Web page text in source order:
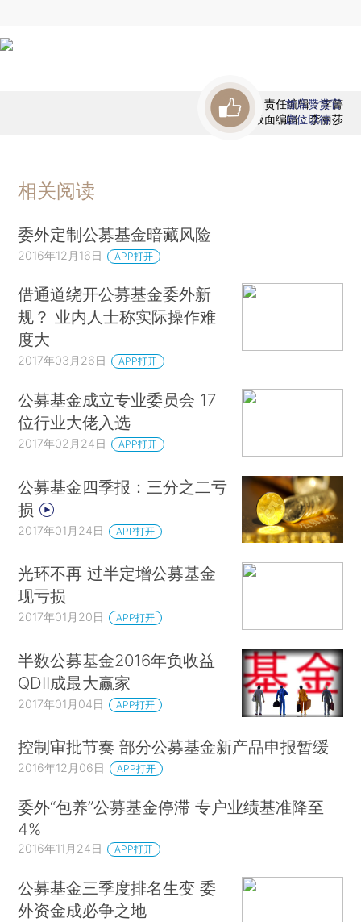
责任编辑：李箐
版面编辑：李丽莎
首席赞赏官
虚位以待
相关阅读
委外定制公募基金暗藏风险
2016年12月16日 APP打开
借通道绕开公募基金委外新
规？ 业内人士称实际操作难
度大
2017年03月26日 APP打开
公募基金成立专业委员会 17
位行业大佬入选
2017年02月24日 APP打开
公募基金四季报：三分之二亏
损
2017年01月24日 APP打开
光环不再 过半定增公募基金
现亏损
2017年01月20日 APP打开
半数公募基金2016年负收益
QDII成最大赢家
2017年01月04日 APP打开
控制审批节奏 部分公募基金新产品申报暂缓
2016年12月06日 APP打开
委外“包养”公募基金停滞 专户业绩基准降至
4%
2016年11月24日 APP打开
公募基金三季度排名生变 委
外资金成必争之地